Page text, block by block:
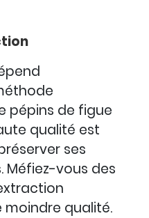
pépins de figue
qualité est
ses
Méfiez-vous des
moindre qualité.